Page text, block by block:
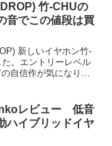
竹-CHUの
音でこの値段は買
新しいイヤホン竹-
。エントリーレベル
自信作が気になり購
竹というぐらいなの
レビュー 低音
ハイブリッドイヤ